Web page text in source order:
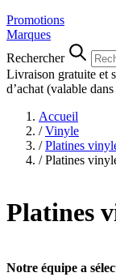
Promotions
Marques
Rechercher
Livraison gratuite et
d’achat (valable
Accueil
/ Vinyle
/ Platines
/ Platines
Platines
Notre équipe a